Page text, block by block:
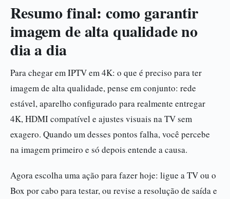
Resumo final: como garantir
imagem de alta qualidade no
dia a dia
Para chegar em IPTV em 4K: o que é preciso para ter
imagem de alta qualidade, pense em conjunto: rede
estável, aparelho configurado para realmente entregar
4K, HDMI compatível e ajustes visuais na TV sem
exagero. Quando um desses pontos falha, você percebe
na imagem primeiro e só depois entende a causa.
Agora escolha uma ação para fazer hoje: ligue a TV ou o
Box por cabo para testar, ou revise a resolução de saída e